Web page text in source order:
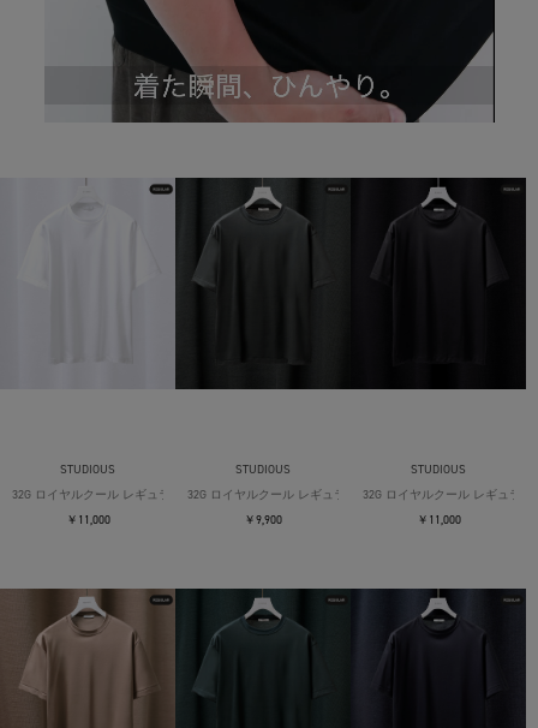
STUDIOUS
32G ロイヤルクール レギュラーTシャツ
￥11,000
STUDIOUS
32G ロイヤルクール レギュラーTシャツ
￥9,900
STUDIOUS
32G ロイヤルクール レギュラー
￥11,000